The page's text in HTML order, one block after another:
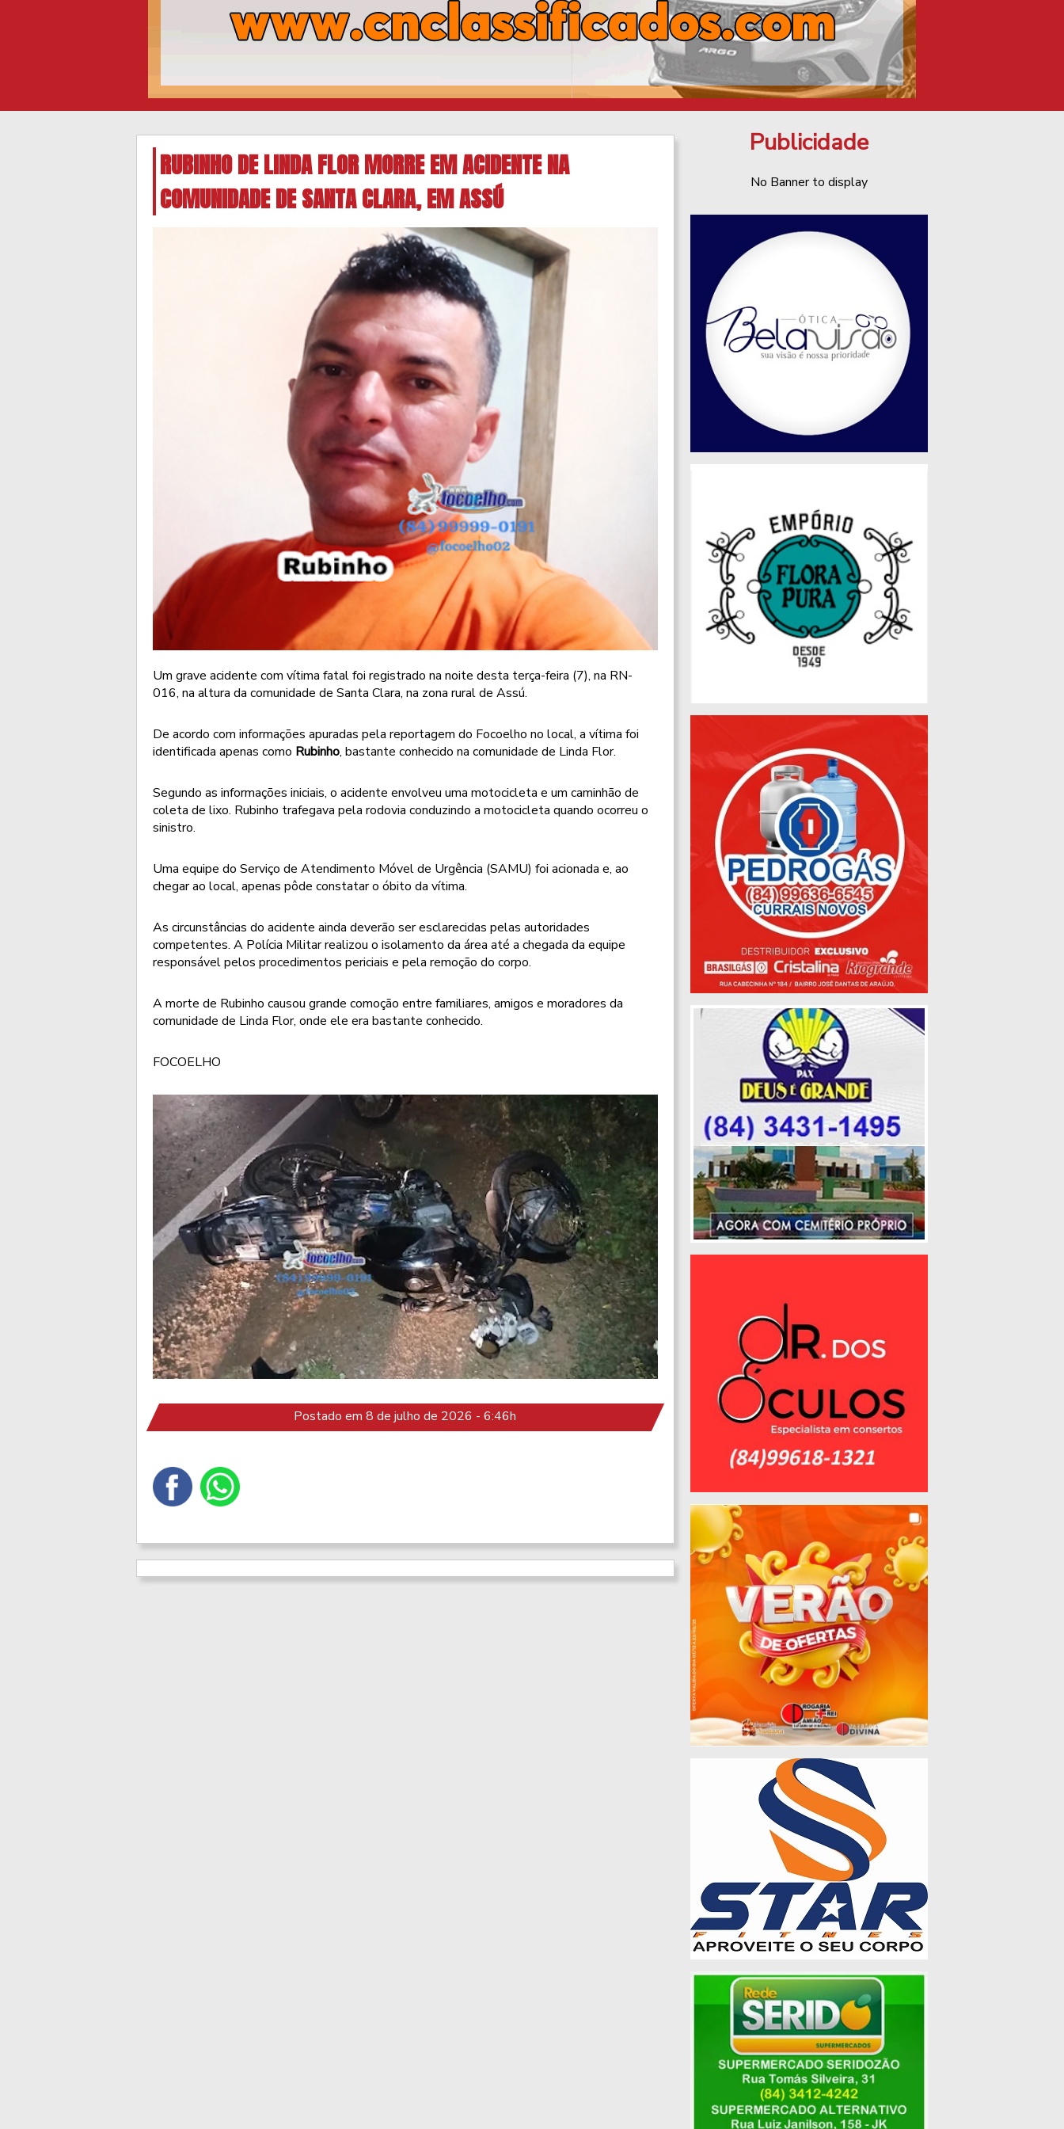
RUBINHO DE LINDA FLOR MORRE EM ACIDENTE NA
COMUNIDADE DE SANTA CLARA, EM ASSÚ
Um grave acidente com vítima fatal foi registrado na noite desta terça-feira (7), na RN-
016, na altura da comunidade de Santa Clara, na zona rural de Assú.
De acordo com informações apuradas pela reportagem do Focoelho no local, a vítima foi
identificada apenas como Rubinho, bastante conhecido na comunidade de Linda Flor.
Segundo as informações iniciais, o acidente envolveu uma motocicleta e um caminhão de
coleta de lixo. Rubinho trafegava pela rodovia conduzindo a motocicleta quando ocorreu o
sinistro.
Uma equipe do Serviço de Atendimento Móvel de Urgência (SAMU) foi acionada e, ao
chegar ao local, apenas pôde constatar o óbito da vítima.
As circunstâncias do acidente ainda deverão ser esclarecidas pelas autoridades
competentes. A Polícia Militar realizou o isolamento da área até a chegada da equipe
responsável pelos procedimentos periciais e pela remoção do corpo.
A morte de Rubinho causou grande comoção entre familiares, amigos e moradores da
comunidade de Linda Flor, onde ele era bastante conhecido.
FOCOELHO
Postado em 8 de julho de 2026 - 6:46h
Publicidade
No Banner to display